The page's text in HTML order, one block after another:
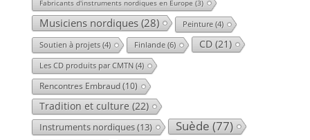
Fabricants d'instruments nordiques en Europe (3)
Musiciens nordiques(28) Peinture(4)
Soutien à projets(4) Finlande(6) CD(21)
Les CD produits par CMTN(4)
Rencontres Embraud(10)
Tradition et culture (22)
Instruments nordiques(13) Suède (77)